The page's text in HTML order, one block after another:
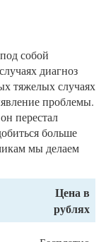
собой
диагноз
тяжелых случаях
проблемы.
перестал
больше
мы делаем
Цена в
рублях